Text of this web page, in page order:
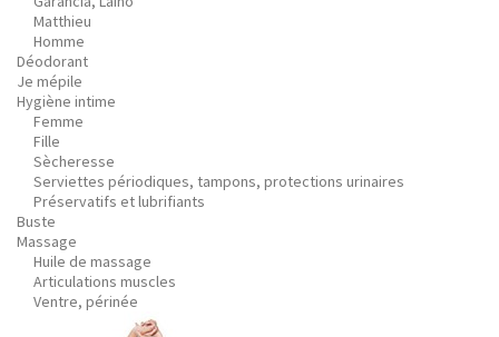
Matthieu
Homme
Déodorant
Je mépile
Hygiène intime
Femme
Fille
Sècheresse
Serviettes périodiques, tampons, protections urinaires
Préservatifs et lubrifiants
Buste
Massage
Huile de massage
Articulations muscles
Ventre, périnée